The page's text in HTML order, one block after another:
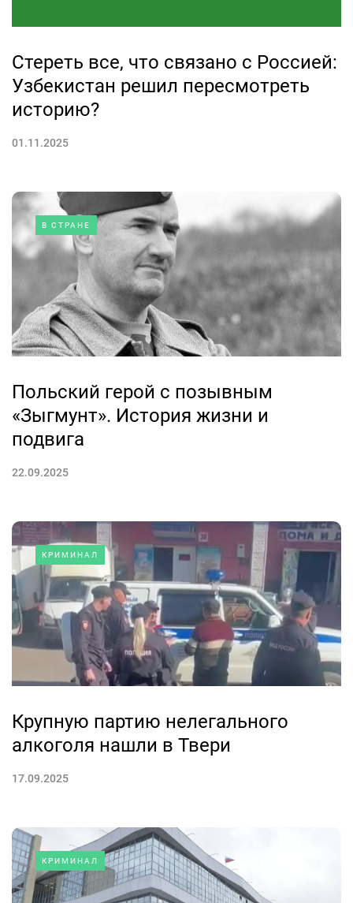
Стереть все, что связано с Россией:
Узбекистан решил пересмотреть
историю?
01.11.2025
В СТРАНЕ
Польский герой с позывным
«Зыгмунт». История жизни и
подвига
22.09.2025
КРИМИНАЛ
Крупную партию нелегального
алкоголя нашли в Твери
17.09.2025
КРИМИНАЛ